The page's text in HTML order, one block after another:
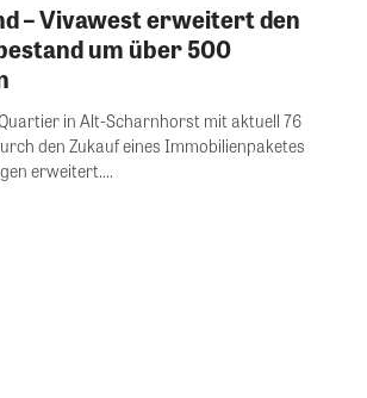
– Vivawest erweitert den
um über 500
in Alt-Scharnhorst mit aktuell 76
den Zukauf eines Immobilienpaketes
erweitert....